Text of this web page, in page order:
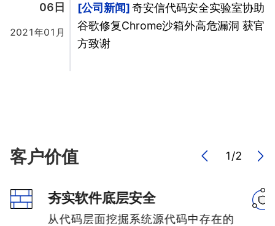
06日
2021年01月
公司新闻
奇安信代码安全实验室协助
谷歌修复Chrome沙箱外高危漏洞 获官
方致谢
客户价值 1/2
夯实软件底层安全
从代码层面挖掘系统源代码中存在的